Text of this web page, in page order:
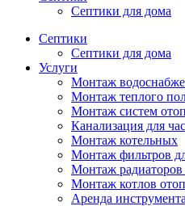
Септики для дома
Септики
Септики для дома
Услуги
Монтаж
Монтаж теплого
Монтаж систем
Канализация для
Монтаж котельных
Монтаж фильтров
Монтаж радиаторов
Монтаж котлов
Аренда инструмента